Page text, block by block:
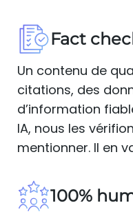
Fact
Un contenu de
citations, des
d’information
IA, nous les
mentionner. Il en
100%